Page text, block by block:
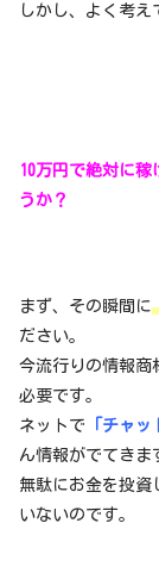
しかし、よく考え
10万円で絶対に
うか？
まず、その瞬間に
ださい。
今流行りの情報商
必要です。
ネットで 「チャ
ん情報がでてきま
無駄にお金を投資
いないのです。